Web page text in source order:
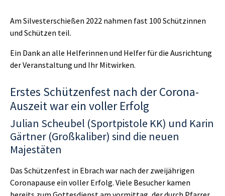
Am Silvesterschießen 2022 nahmen fast 100 Schützinnen
und Schützen teil.
Ein Dank an alle Helferinnen und Helfer für die Ausrichtung
der Veranstaltung und Ihr Mitwirken.
Erstes Schützenfest nach der Corona-
Auszeit war ein voller Erfolg
Julian Scheubel (Sportpistole KK) und Karin
Gärtner (Großkaliber) sind die neuen
Majestäten
Das Schützenfest in Ebrach war nach der zweijährigen
Coronapause ein voller Erfolg. Viele Besucher kamen